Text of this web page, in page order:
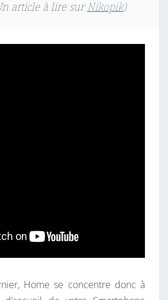
M
R
article à lire surNikopik)
Home se concentre donc à